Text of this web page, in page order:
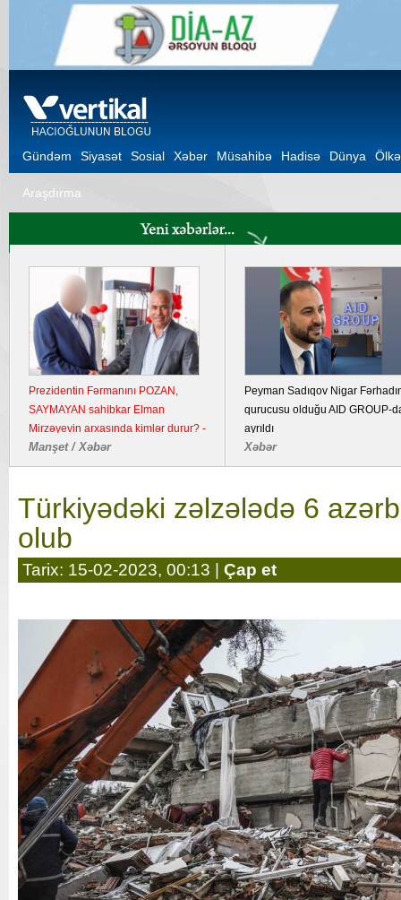
Gündəm Siyasət Sosial Xəbər Müsahibə Hadisə Dünya Ölkə
Araşdırma
Prezidentin Fərmanını POZAN,
SAYMAYAN sahibkar Elman
Mirzəyevin arxasında kimlər durur? -
Kənd təsərrüfatı təyinatlı torpaqda
fəaliyyət göstərən YDM ətrafında
Manşet / Xəbər
Peyman Sadıqov Nigar
qurucusu olduğu AID GROUP-
ayrıldı
Xəbər
Türkiyədəki zəlzələdə 6
olub
Tarix: 15-02-2023, 00:13 | Çap et